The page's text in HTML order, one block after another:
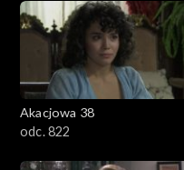
Akacjowa 38
odc. 822